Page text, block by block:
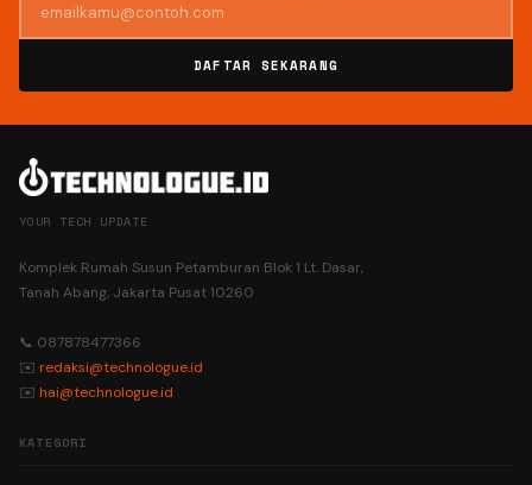
DAFTAR SEKARANG
YOUR TECH UPDATE
Komplek Rumah Susun Petamburan Blok 1 Lt. Dasar,
Tanah Abang, Jakarta Pusat 10260
📞 087878477366
✉️ redaksi@technologue.id
✉️ hai@technologue.id
KATEGORI